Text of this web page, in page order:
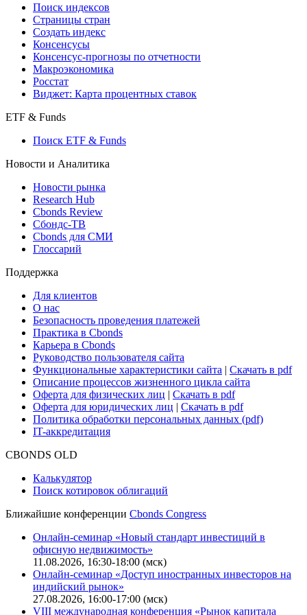
Поиск индексов
Страницы стран
Создать индекс
Консенсусы
Консенсус-прогнозы по отчетности
Макроэкономика
Росстат
Виджет: Карта процентных ставок
ETF & Funds
Поиск ETF & Funds
Новости и Аналитика
Новости рынка
Research Hub
Cbonds Review
Сбондс-ТВ
Cbonds для СМИ
Глоссарий
Поддержка
Для клиентов
О нас
Безопасность проведения платежей
Практика в Cbonds
Карьера в Cbonds
Руководство пользователя сайта
Функциональные характеристики сайта | Скачать в pdf
Описание процессов жизненного цикла сайта
Оферта для физических лиц | Скачать в pdf
Оферта для юридических лиц | Скачать в pdf
Политика обработки персональных данных (pdf)
IT-аккредитация
CBONDS OLD
Калькулятор
Поиск котировок облигаций
Ближайшие конференции Cbonds Congress
Онлайн-семинар «Новый стандарт инвестиций в
офисную недвижимость»
11.08.2026, 16:30-18:00 (мск)
Онлайн-семинар «Доступ иностранных инвесторов на
индийский рынок»
27.08.2026, 16:00-17:00 (мск)
VIII международная конференция «Рынок капитала